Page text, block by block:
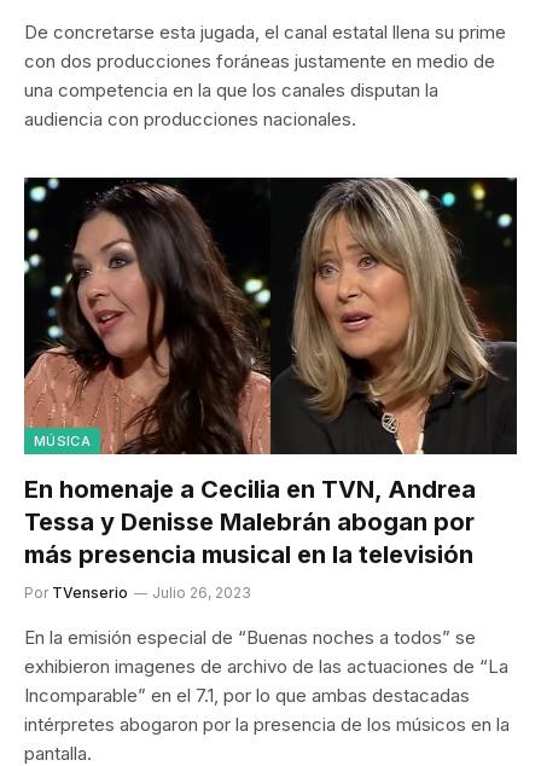
De concretarse esta jugada, el canal estatal llena su prime
con dos producciones foráneas justamente en medio de
una competencia en la que los canales disputan la
audiencia con producciones nacionales.
MÚSICA
En homenaje a Cecilia en TVN, Andrea
Tessa y Denisse Malebrán abogan por
más presencia musical en la televisión
Por TVenserio Julio 26, 2023
En la emisión especial de “Buenas noches a todos” se
exhibieron imagenes de archivo de las actuaciones de “La
Incomparable” en el 7.1, por lo que ambas destacadas
intérpretes abogaron por la presencia de los músicos en la
pantalla.